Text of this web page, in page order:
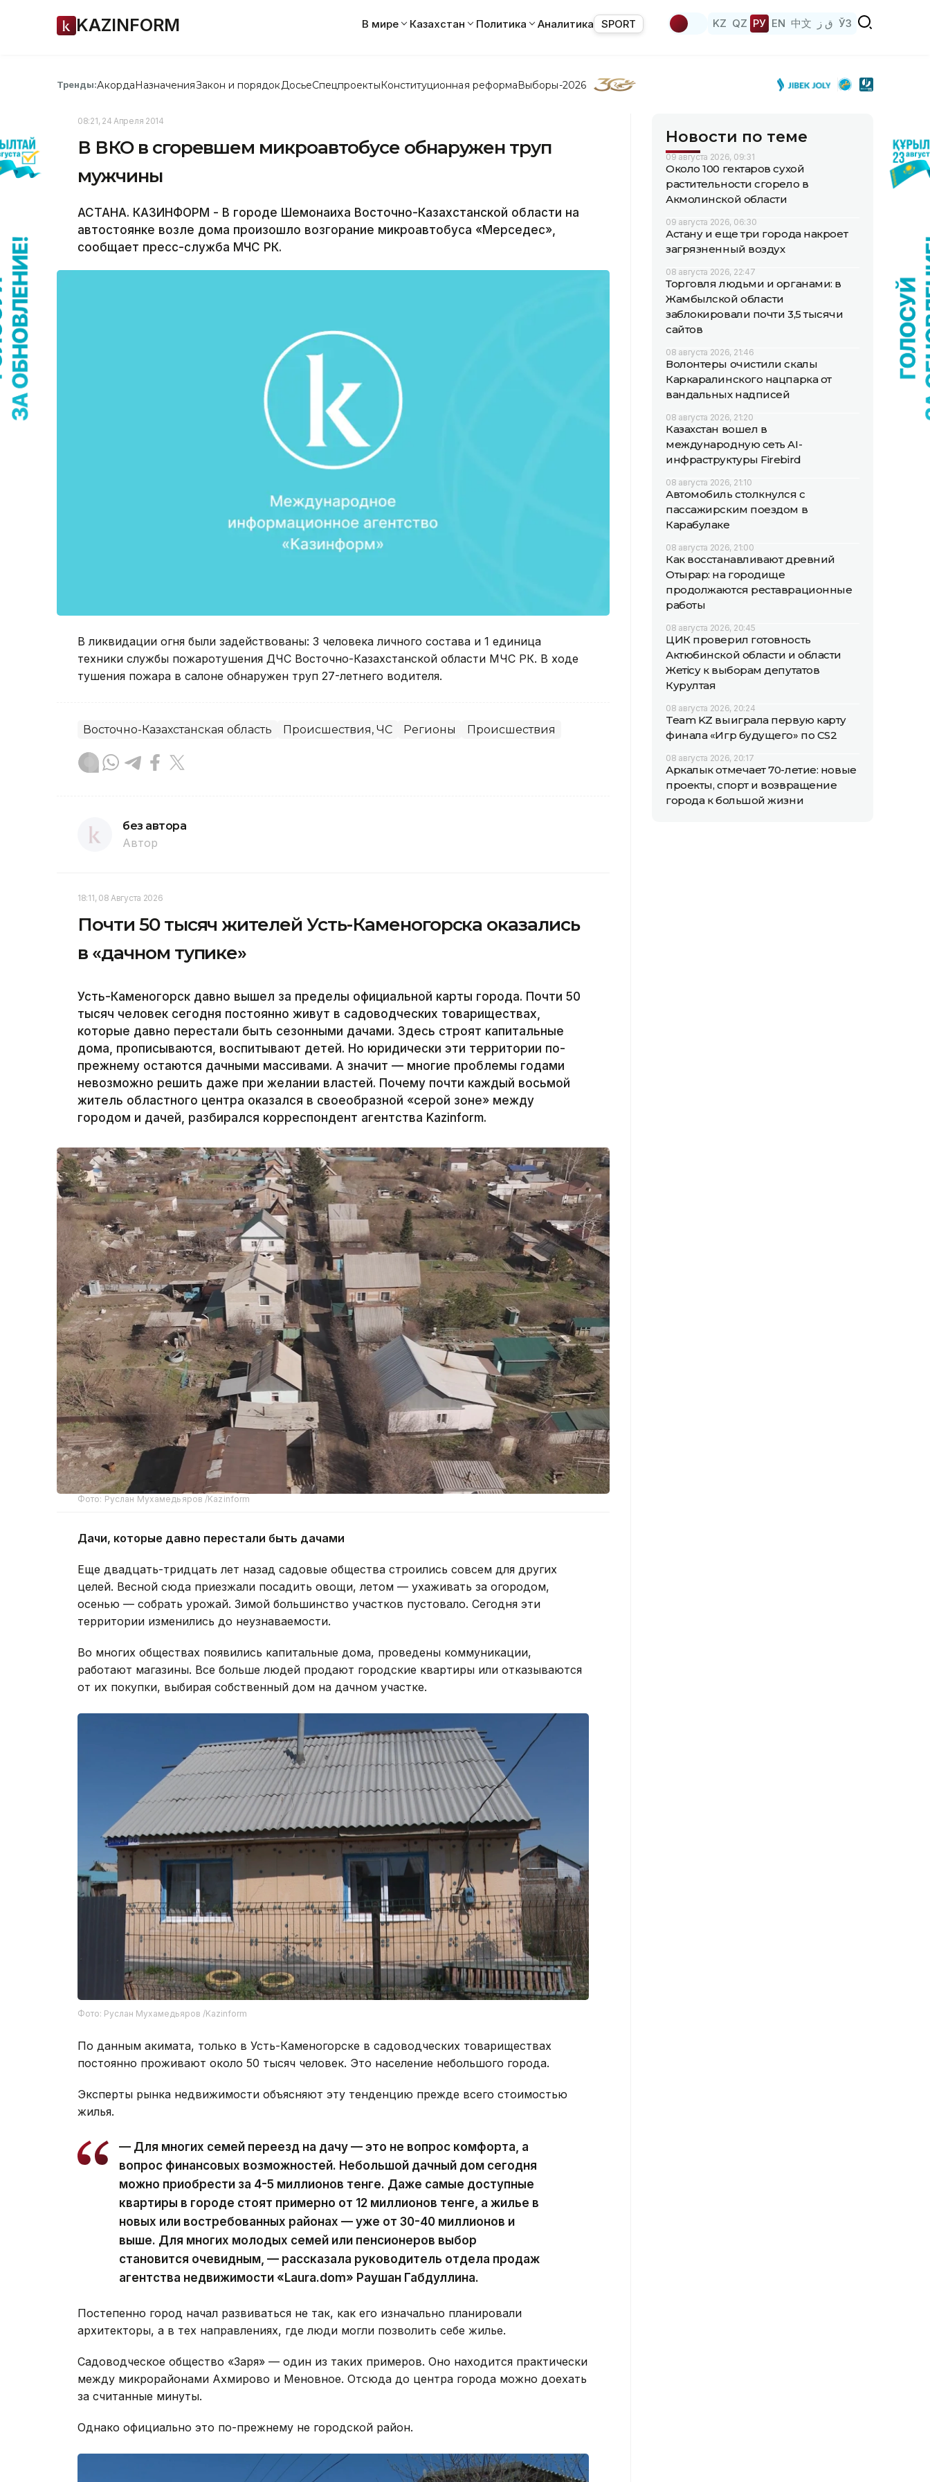
KAZINFORM В мире Казахстан Политика Аналитика SPORT KZ QZ РУ EN 中文 ق ز ЎЗ
Тренды:АкордаНазначенияЗакон и порядок ДосьеСпецпроектыКонституционная реформаВыборы-2026
08:21, 24 Апреля 2014
В ВКО в сгоревшем микроавтобусе обнаружен труп
мужчины
АСТАНА. КАЗИНФОРМ - В городе Шемонаиха Восточно-Казахстанской области на
автостоянке возле дома произошло возгорание микроавтобуса «Мерседес»,
сообщает пресс-служба МЧС РК.
В ликвидации огня были задействованы: 3 человека личного состава и 1 единица
техники службы пожаротушения ДЧС Восточно-Казахстанской области МЧС РК. В ходе
тушения пожара в салоне обнаружен труп 27-летнего водителя.
Восточно-Казахстанская область Происшествия, ЧС Регионы Происшествия
без автора
Автор
18:11, 08 Августа 2026
Почти 50 тысяч жителей Усть-Каменогорска оказались
в «дачном тупике»
Усть-Каменогорск давно вышел за пределы официальной карты города. Почти 50
тысяч человек сегодня постоянно живут в садоводческих товариществах,
которые давно перестали быть сезонными дачами. Здесь строят капитальные
дома, прописываются, воспитывают детей. Но юридически эти территории по-
прежнему остаются дачными массивами. А значит — многие проблемы годами
невозможно решить даже при желании властей. Почему почти каждый восьмой
житель областного центра оказался в своеобразной «серой зоне» между
городом и дачей, разбирался корреспондент агентства Kazinform.
Фото: Руслан Мухамедьяров /Kazinform
Дачи, которые давно перестали быть дачами
Еще двадцать-тридцать лет назад садовые общества строились совсем для других
целей. Весной сюда приезжали посадить овощи, летом — ухаживать за огородом,
осенью — собрать урожай. Зимой большинство участков пустовало. Сегодня эти
территории изменились до неузнаваемости.
Во многих обществах появились капитальные дома, проведены коммуникации,
работают магазины. Все больше людей продают городские квартиры или отказываются
от их покупки, выбирая собственный дом на дачном участке.
Фото: Руслан Мухамедьяров /Kazinform
По данным акимата, только в Усть-Каменогорске в садоводческих товариществах
постоянно проживают около 50 тысяч человек. Это население небольшого города.
Эксперты рынка недвижимости объясняют эту тенденцию прежде всего стоимостью
жилья.
— Для многих семей переезд на дачу — это не вопрос комфорта, а
вопрос финансовых возможностей. Небольшой дачный дом сегодня
можно приобрести за 4-5 миллионов тенге. Даже самые доступные
квартиры в городе стоят примерно от 12 миллионов тенге, а жилье в
новых или востребованных районах — уже от 30-40 миллионов и
выше. Для многих молодых семей или пенсионеров выбор
становится очевидным, — рассказала руководитель отдела продаж
агентства недвижимости «Laura.dom» Раушан Габдуллина.
Постепенно город начал развиваться не так, как его изначально планировали
архитекторы, а в тех направлениях, где люди могли позволить себе жилье.
Садоводческое общество «Заря» — один из таких примеров. Оно находится практически
между микрорайонами Ахмирово и Меновное. Отсюда до центра города можно доехать
за считанные минуты.
Однако официально это по-прежнему не городской район.
Новости по теме
09 августа 2026, 09:31
Около 100 гектаров сухой
растительности сгорело в
Акмолинской области
09 августа 2026, 06:30
Астану и еще три города накроет
загрязненный воздух
08 августа 2026, 22:47
Торговля людьми и органами: в
Жамбылской области
заблокировали почти 3,5 тысячи
сайтов
08 августа 2026, 21:46
Волонтеры очистили скалы
Каркаралинского нацпарка от
вандальных надписей
08 августа 2026, 21:20
Казахстан вошел в
международную сеть AI-
инфраструктуры Firebird
08 августа 2026, 21:10
Автомобиль столкнулся с
пассажирским поездом в
Карабулаке
08 августа 2026, 21:00
Как восстанавливают древний
Отырар: на городище
продолжаются реставрационные
работы
08 августа 2026, 20:45
ЦИК проверил готовность
Актюбинской области и области
Жетісу к выборам депутатов
Курултая
08 августа 2026, 20:24
Team KZ выиграла первую карту
финала «Игр будущего» по CS2
08 августа 2026, 20:17
Аркалык отмечает 70-летие: новые
проекты, спорт и возвращение
города к большой жизни